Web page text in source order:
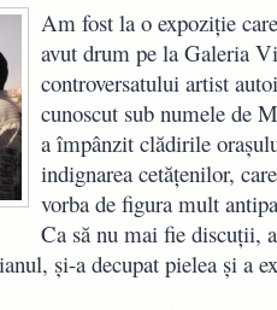
Am fost la o expoziţie
avut drum pe la Galeria
controversatului artist
cunoscut sub numele de
a împânzit clădirile
indignarea cetăţenilor,
vorba de figura mult
Ca să nu mai fie discuţii,
şi-a decupat pielea şi a